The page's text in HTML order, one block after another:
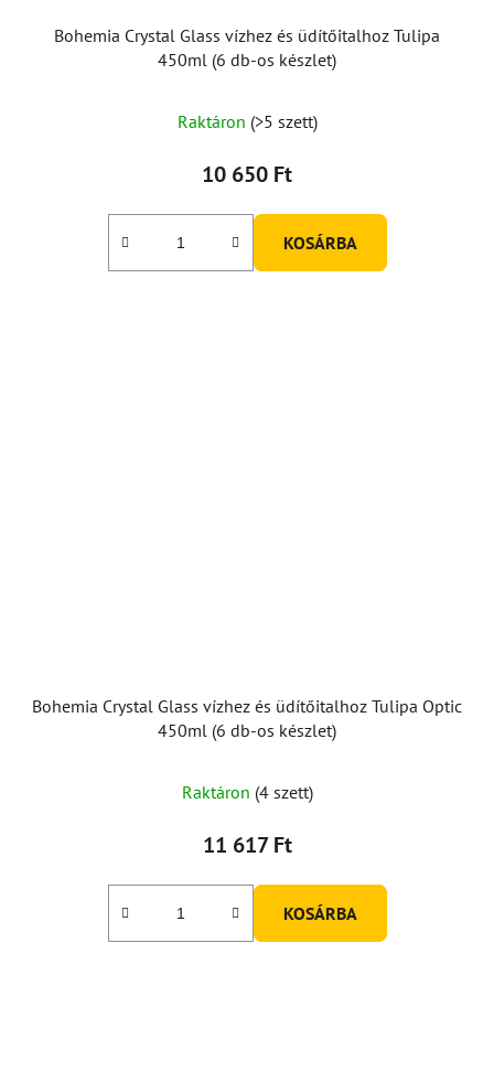
Bohemia Crystal Glass vízhez és üdítőitalhoz Tulipa
450ml (6 db-os készlet)
Raktáron (>5 szett)
10 650 Ft
KOSÁRBA
Bohemia Crystal Glass vízhez és üdítőitalhoz Tulipa Optic
450ml (6 db-os készlet)
Raktáron (4 szett)
11 617 Ft
KOSÁRBA